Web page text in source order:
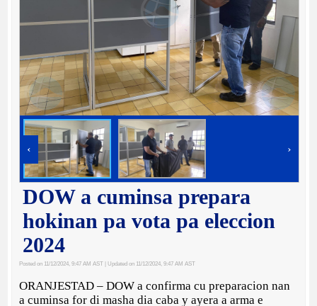
‹ ›
DOW a cuminsa prepara
hokinan pa vota pa eleccion
2024
Posted on 11/12/2024, 9:47 AM AST | Updated on 11/12/2024, 9:47 AM AST
ORANJESTAD – DOW a confirma cu preparacion nan
a cuminsa for di masha dia caba y ayera a arma e